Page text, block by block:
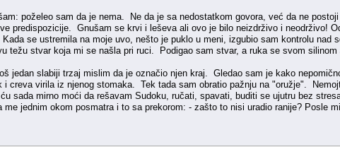
poželeo sam da je nema. Ne da je sa nedostatkom govora, već da ne
predispozicije. Gnušam se krvi i leševa ali ovo je bilo neizdrživo i neodrživo!
se ustremila na moje uvo, nešto je puklo u meni, izgubio sam kontrolu
težu stvar koja mi se našla pri ruci. Podigao sam stvar, a ruka se svom
slabiji trzaj mislim da je označio njen kraj. Gledao sam je kako
i creva virila iz njenog stomaka. Tek tada sam obratio pažnju na "oružje".
sada mirno moći da rešavam Sudoku, ručati, spavati, buditi se ujutru bez
jednim okom posmatra i to sa prekorom: - zašto to nisi uradio ranije? Posle